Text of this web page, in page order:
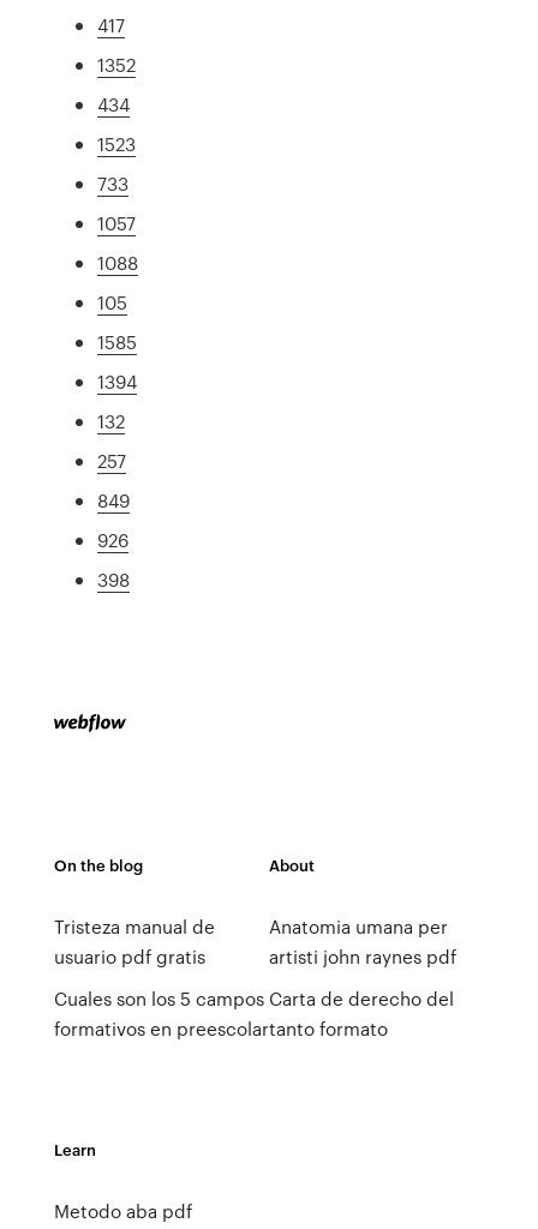
417
1352
434
1523
733
1057
1088
105
1585
1394
132
257
849
926
398
On the blog
Tristeza manual de
usuario pdf gratis
Cuales son los 5 campos
formativos en preescolar
About
Anatomia umana per
artisti john raynes pdf
Carta de derecho del
tanto formato
Learn
Metodo aba pdf